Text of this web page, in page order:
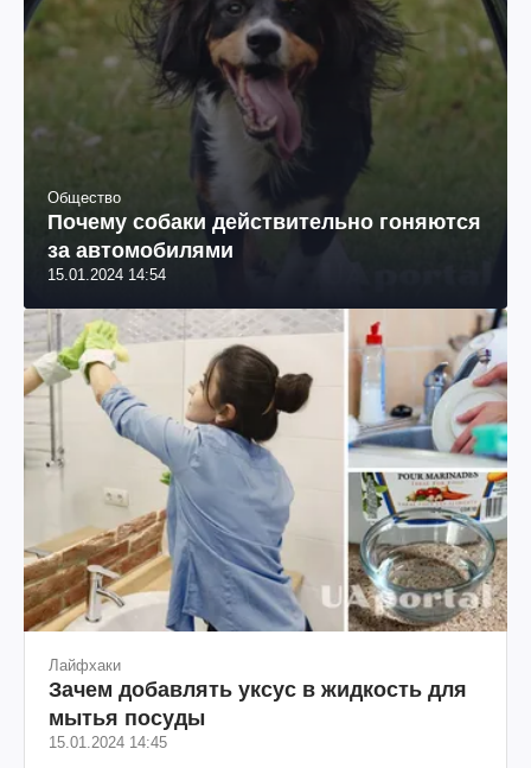
Общество
Почему собаки действительно гоняются
за автомобилями
15.01.2024 14:54
Лайфхаки
Зачем добавлять уксус в жидкость для
мытья посуды
15.01.2024 14:45